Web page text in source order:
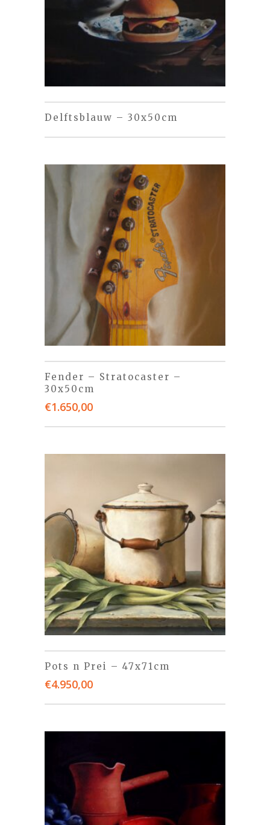
Delftsblauw – 30x50cm
Fender – Stratocaster –
30x50cm
€1.650,00
Pots n Prei – 47x71cm
€4.950,00